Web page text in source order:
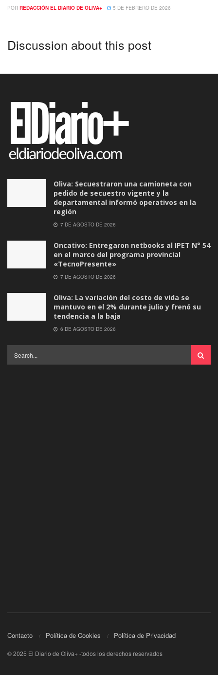
POR REDACCIÓN EL DIARIO DE OLIVA+ 5 DE FEBRERO DE 2026
Discussion about this post
Oliva: Secuestraron una camioneta con
pedido de secuestro vigente y la
departamental informó operativos en la
región
7 DE AGOSTO DE 2026
Oncativo: Entregaron netbooks al IPET N° 54
en el marco del programa provincial
«TecnoPresente»
7 DE AGOSTO DE 2026
Oliva: La variación del costo de vida se
mantuvo en el 2% durante julio y frenó su
tendencia a la baja
6 DE AGOSTO DE 2026
Contacto Política de Cookies Política de Privacidad
© 2025 El Diario de Oliva+ -todos los derechos reservados